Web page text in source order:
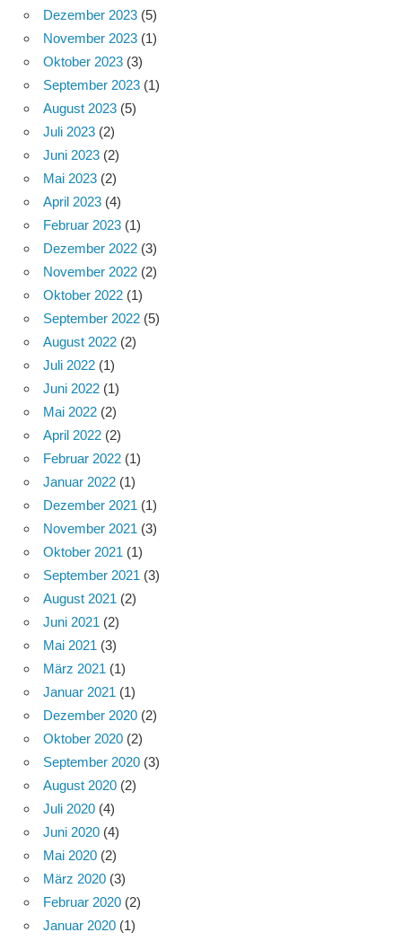
Dezember 2023 (5)
November 2023 (1)
Oktober 2023 (3)
September 2023 (1)
August 2023 (5)
Juli 2023 (2)
Juni 2023 (2)
Mai 2023 (2)
April 2023 (4)
Februar 2023 (1)
Dezember 2022 (3)
November 2022 (2)
Oktober 2022 (1)
September 2022 (5)
August 2022 (2)
Juli 2022 (1)
Juni 2022 (1)
Mai 2022 (2)
April 2022 (2)
Februar 2022 (1)
Januar 2022 (1)
Dezember 2021 (1)
November 2021 (3)
Oktober 2021 (1)
September 2021 (3)
August 2021 (2)
Juni 2021 (2)
Mai 2021 (3)
März 2021 (1)
Januar 2021 (1)
Dezember 2020 (2)
Oktober 2020 (2)
September 2020 (3)
August 2020 (2)
Juli 2020 (4)
Juni 2020 (4)
Mai 2020 (2)
März 2020 (3)
Februar 2020 (2)
Januar 2020 (1)